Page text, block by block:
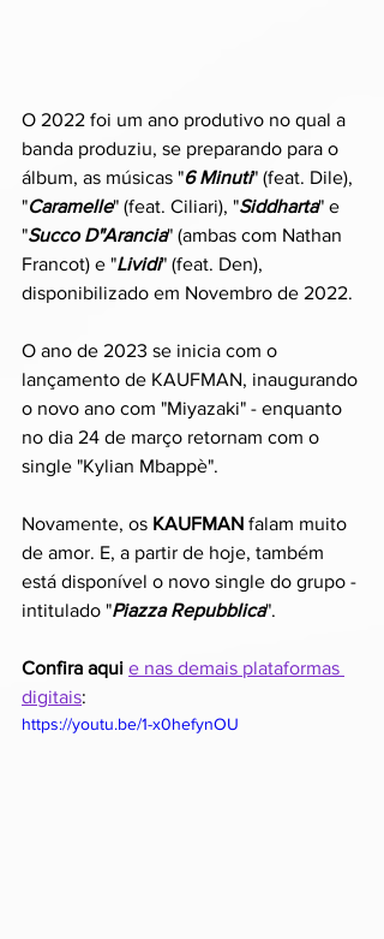
O 2022 foi um ano produtivo no qual a
banda produziu, se preparando para o
álbum, as músicas "6 Minuti" (feat. Dile),
"Caramelle" (feat. Ciliari), "Siddharta" e
"Succo D"Arancia" (ambas com Nathan
Francot) e "Lividi" (feat. Den),
disponibilizado em Novembro de 2022.
O ano de 2023 se inicia com o
lançamento de KAUFMAN, inaugurando
o novo ano com "Miyazaki" - enquanto
no dia 24 de março retornam com o
single "Kylian Mbappè".
Novamente, os KAUFMAN falam muito
de amor. E, a partir de hoje, também
está disponível o novo single do grupo -
intitulado "Piazza Repubblica".
Confira aqui e nas demais plataformas
digitais:
https://youtu.be/1-x0hefynOU